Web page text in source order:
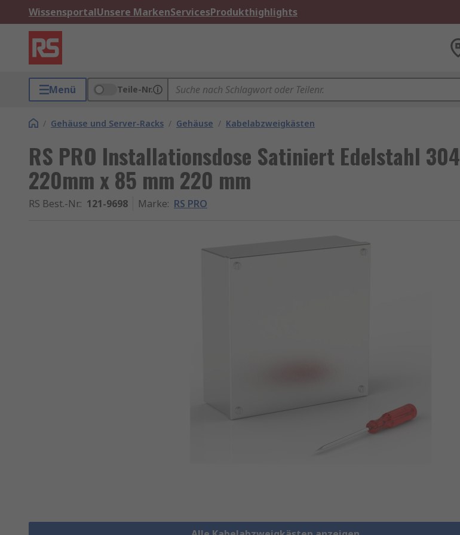
WissensportalUnsere MarkenServicesProdukthighlights
Menü Teile-Nr.
/ Gehäuse und Server-Racks / Gehäuse / Kabelabzweigkästen
RS PRO Installationsdose Satiniert Edelstahl 304
220mm x 85 mm 220 mm
RS Best.-Nr.: 121-9698 Marke: RS PRO